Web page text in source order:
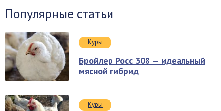
Популярные статьи
Куры
Бройлер Росс 308 — идеальный
мясной гибрид
Куры